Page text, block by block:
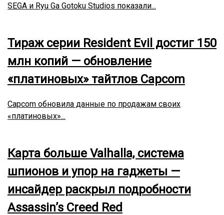
SEGA и Ryu Ga Gotoku Studios показали...
Тираж серии Resident Evil достиг 150
млн копий — обновление
«платиновых» тайтлов Capcom
Capcom обновила данные по продажам своих
«платиновых»...
Карта больше Valhalla, система
шпионов и упор на гаджеты —
инсайдер раскрыл подробности
Assassin’s Creed Red